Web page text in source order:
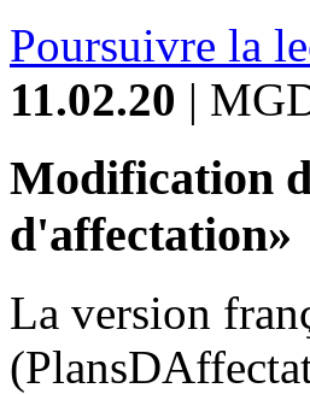
Poursuivre la
11.02.20 |
Modification
d'affectation»
La version